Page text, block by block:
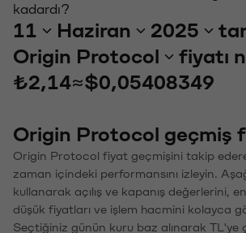
kadardı?
11 Haziran 2025
Origin Protocol
fiyatı
₺2,14≈$0,05408349
Origin Protocol geçmiş
Origin Protocol fiyat geçmişini takip
zaman içindeki performansını izleyin.
kullanarak açılış ve kapanış değerlerini,
düşük fiyatları ve işlem hacmini kolayca
Seçtiğiniz günün kuru baz alınarak TL'ye